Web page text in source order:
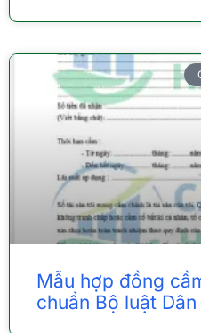
Mẫu hợp đồng
chuẩn Bộ luật